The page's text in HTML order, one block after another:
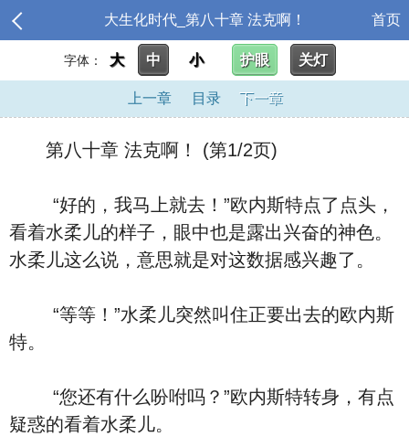
大生化时代_第八十章 法克啊！ 首页
字体： 大 中 小 护眼 关灯
上一章 目录 下一章
第八十章 法克啊！ (第1/2页)
“好的，我马上就去！”欧内斯特点了点头，
看着水柔儿的样子，眼中也是露出兴奋的神色。
水柔儿这么说，意思就是对这数据感兴趣了。
“等等！”水柔儿突然叫住正要出去的欧内斯
特。
“您还有什么吩咐吗？”欧内斯特转身，有点
疑惑的看着水柔儿。